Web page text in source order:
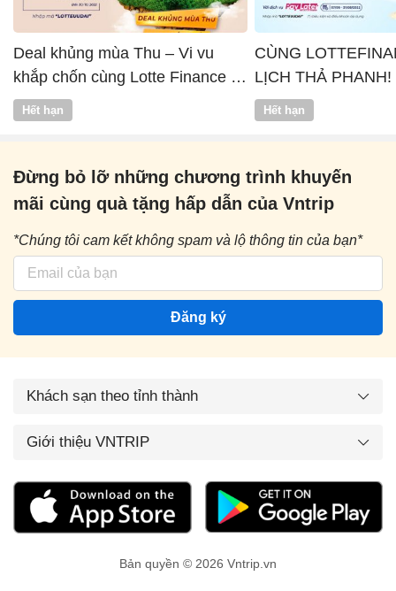
Deal khủng mùa Thu – Vi vu
khắp chốn cùng Lotte Finance x
Vntrip
Hết hạn
CÙNG
LỊCH THẢ PHANH!
Hết hạn
Đừng bỏ lỡ những chương trình khuyến
mãi cùng quà tặng hấp dẫn của Vntrip
*Chúng tôi cam kết không spam và lộ thông tin của bạn*
Đăng ký
Khách sạn theo tỉnh thành
Giới thiệu VNTRIP
Bản quyền © 2026 Vntrip.vn